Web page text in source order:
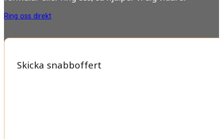
Ring oss direkt
Skicka snabboffert